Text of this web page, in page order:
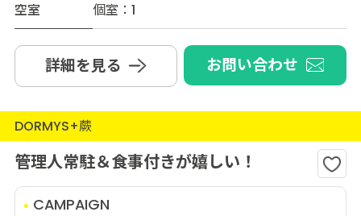
空室
個室：1
詳細を見る お問い合わせ
DORMYS+蕨
管理人常駐＆食事付きが嬉しい！
CAMPAIGN